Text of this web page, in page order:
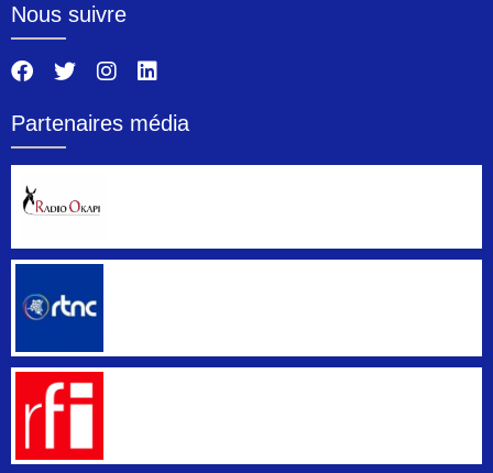
Nous suivre
Partenaires média